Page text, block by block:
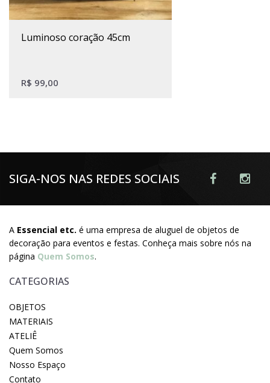
luminoso coração 45cm
R$ 99,00
SIGA-NOS NAS REDES SOCIAIS
A Essencial etc. é uma empresa de aluguel de objetos de
decoração para eventos e festas. Conheça mais sobre nós na
página Quem Somos.
CATEGORIAS
OBJETOS
MATERIAIS
ATELIÊ
Quem Somos
Nosso Espaço
Contato